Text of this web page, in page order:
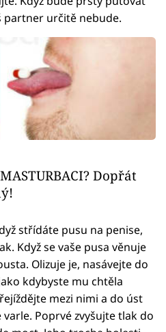
partner určitě nebude.
Dopřát
střídáte pusu na penise,
Když se vaše pusa věnuje
Olizuje je, nasávejte do
kdybyste mu chtěla
mezi nimi a do úst
Poprvé zvyšujte tlak do